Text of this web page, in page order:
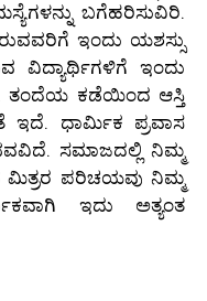
ಬಗೆಹರಿಸುವಿರಿ.
ಇಂದು ಯಶಸ್ಸು
ವಿದ್ಯಾರ್ಥಿಗಳಿಗೆ ಇಂದು
ತಂದೆಯ ಕಡೆಯಿಂದ ಆಸ್ತಿ
ಇದೆ. ಧಾರ್ಮಿಕ ಪ್ರವಾಸ
ಸಮಾಜದಲ್ಲಿ ನಿಮ್ಮ
ಪರಿಚಯವು ನಿಮ್ಮ
ಇದು ಅತ್ಯಂತ